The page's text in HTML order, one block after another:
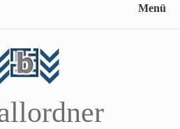
Menü